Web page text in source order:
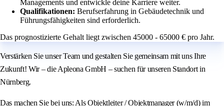
Managements und entwickle deine Karriere weiter.
Qualifikationen: Berufserfahrung in Gebäudetechnik und
Führungsfähigkeiten sind erforderlich.
Das prognostizierte Gehalt liegt zwischen 45000 - 65000 € pro Jahr.
Verstärken Sie unser Team und gestalten Sie gemeinsam mit uns Ihre
Zukunft! Wir – die Apleona GmbH – suchen für unseren Standort in
Nürnberg.
Das machen Sie bei uns: Als Objektleiter / Objektmanager (w/m/d) im